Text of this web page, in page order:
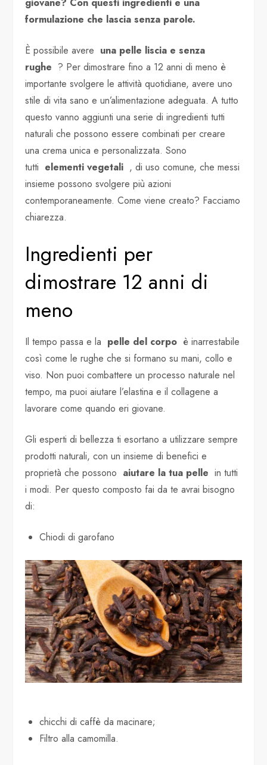
formulazione che lascia senza parole.
È possibile avere una pelle liscia e senza
rughe ? Per dimostrare fino a 12 anni di meno è
importante svolgere le attività quotidiane, avere uno
stile di vita sano e un’alimentazione adeguata. A tutto
questo vanno aggiunti una serie di ingredienti tutti
naturali che possono essere combinati per creare
una crema unica e personalizzata. Sono
tutti elementi vegetali , di uso comune, che messi
insieme possono svolgere più azioni
contemporaneamente. Come viene creato? Facciamo
chiarezza.
Ingredienti per
dimostrare 12 anni di
meno
Il tempo passa e la pelle del corpo è inarrestabile
così come le rughe che si formano su mani, collo e
viso. Non puoi combattere un processo naturale nel
tempo, ma puoi aiutare l’elastina e il collagene a
lavorare come quando eri giovane.
Gli esperti di bellezza ti esortano a utilizzare sempre
prodotti naturali, con un insieme di benefici e
proprietà che possono aiutare la tua pelle in tutti
i modi. Per questo composto fai da te avrai bisogno
di:
Chiodi di garofano
chicchi di caffè da macinare;
Filtro alla camomilla.